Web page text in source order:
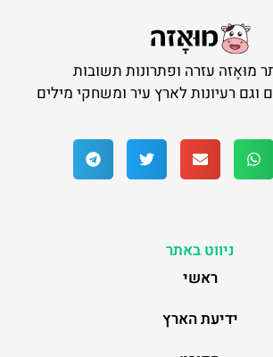
מוּאָזה עזרה ופתרונות תשובות
רעיונות לארץ עיר ומשחקי מילים
ניווט באתר
ראשי
ידיעת הארץ